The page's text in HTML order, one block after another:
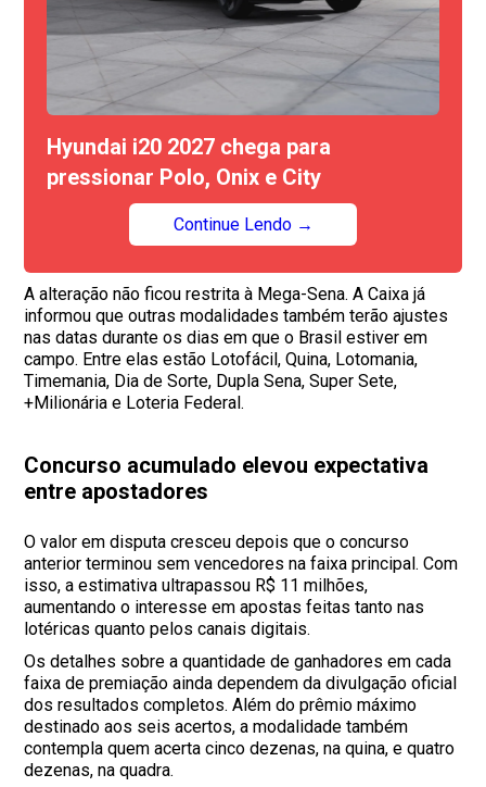
Hyundai i20 2027 chega para
pressionar Polo, Onix e City
Continue Lendo →
A alteração não ficou restrita à Mega-Sena. A Caixa já
informou que outras modalidades também terão ajustes
nas datas durante os dias em que o Brasil estiver em
campo. Entre elas estão Lotofácil, Quina, Lotomania,
Timemania, Dia de Sorte, Dupla Sena, Super Sete,
+Milionária e Loteria Federal.
Concurso acumulado elevou expectativa
entre apostadores
O valor em disputa cresceu depois que o concurso
anterior terminou sem vencedores na faixa principal. Com
isso, a estimativa ultrapassou R$ 11 milhões,
aumentando o interesse em apostas feitas tanto nas
lotéricas quanto pelos canais digitais.
Os detalhes sobre a quantidade de ganhadores em cada
faixa de premiação ainda dependem da divulgação oficial
dos resultados completos. Além do prêmio máximo
destinado aos seis acertos, a modalidade também
contempla quem acerta cinco dezenas, na quina, e quatro
dezenas, na quadra.